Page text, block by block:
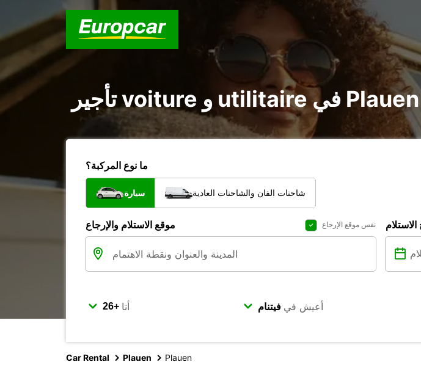
تأجير voiture و utilitaire في Plauen
ما نوع المركبة؟
سيارة شاحنات الفان والشاحنات العادية
موقع الاستلام والإرجاع نفس موقع الإرجاع
أنا أعيش في
Car Rental Plauen Plauen